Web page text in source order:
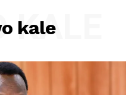
kale
KALE